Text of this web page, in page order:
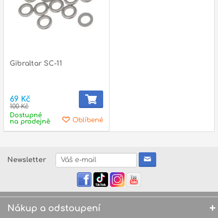
Gibraltar SC-11
69 Kč
100 Kč
Oblíbené
Dostupné
na prodejně
Newsletter
Nákup a odstoupení